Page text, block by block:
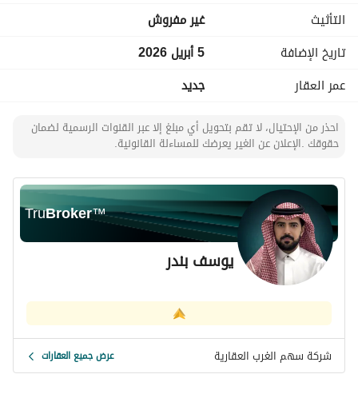
التأثيث
غير مفروش
تاريخ الإضافة
5 أبريل 2026
عمر العقار
جديد
احذر من الإحتيال، لا تقم بتحويل أي مبلغ إلا عبر القنوات الرسمية لضمان
حقوقك .الإعلان عن الغير يعرضك للمساءلة القانونية.
TruBroker™
يوسف بندر
شركة سهم الغرب العقارية عرض جميع العقارات